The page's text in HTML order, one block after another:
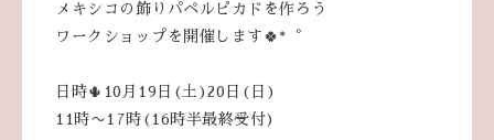
メキシコの飾りパペルピカドを作ろう
ワークショップを開催します🍀*゜
日時🌵10月19日(土)20日(日)
11時〜17時(16時半最終受付)